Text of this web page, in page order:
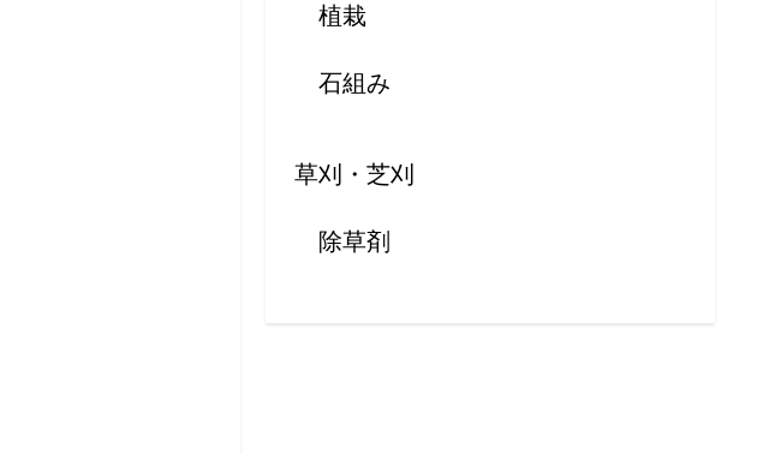
植栽
石組み
草刈・芝刈
除草剤